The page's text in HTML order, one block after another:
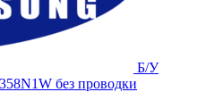
Б/У
без проводки